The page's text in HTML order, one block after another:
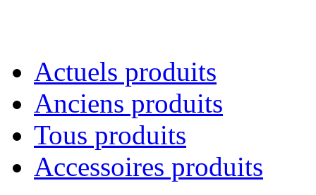
Actuels produits
Anciens produits
Tous produits
Accessoires produits